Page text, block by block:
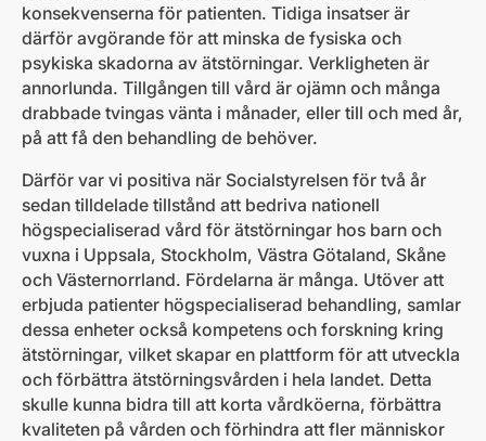
konsekvenserna för patienten. Tidiga insatser är
därför avgörande för att minska de fysiska och
psykiska skadorna av ätstörningar. Verkligheten är
annorlunda. Tillgången till vård är ojämn och många
drabbade tvingas vänta i månader, eller till och med år,
på att få den behandling de behöver.
Därför var vi positiva när Socialstyrelsen för två år
sedan tilldelade tillstånd att bedriva nationell
högspecialiserad vård för ätstörningar hos barn och
vuxna i Uppsala, Stockholm, Västra Götaland, Skåne
och Västernorrland. Fördelarna är många. Utöver att
erbjuda patienter högspecialiserad behandling, samlar
dessa enheter också kompetens och forskning kring
ätstörningar, vilket skapar en plattform för att utveckla
och förbättra ätstörningsvården i hela landet. Detta
skulle kunna bidra till att korta vårdköerna, förbättra
kvaliteten på vården och förhindra att fler människor